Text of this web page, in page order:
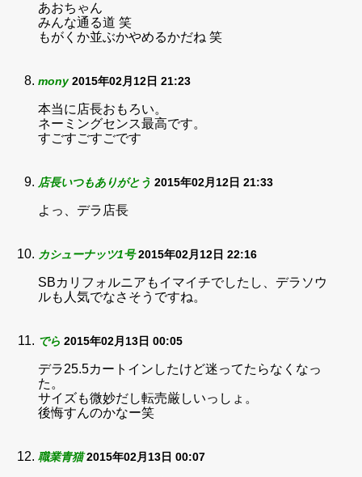
あおちゃん
みんな通る道 笑
もがくか並ぶかやめるかだね 笑
mony 2015年02月12日 21:23
本当に店長おもろい。
ネーミングセンス最高です。
すごすごすごです
店長いつもありがとう 2015年02月12日 21:33
よっ、デラ店長
カシューナッツ1号 2015年02月12日 22:16
SBカリフォルニアもイマイチでしたし、デラソウ
ルも人気でなさそうですね。
でら 2015年02月13日 00:05
デラ25.5カートインしたけど迷ってたらなくなっ
た。
サイズも微妙だし転売厳しいっしょ。
後悔すんのかなー笑
職業青猫 2015年02月13日 00:07